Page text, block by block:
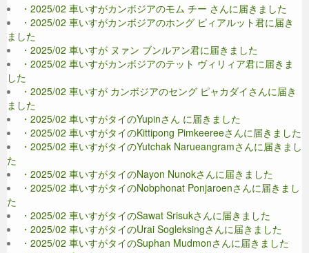
・2025/02 車いすがカンボジアのモム チー さんに届きました
・2025/02 車いすがカンボジアのホング ピィアルット君に届き
ました
・2025/02 車いすが ヌァン ブンルアン君に届きました
・2025/02 車いすがカンボジアのテット ヴィリィア君に届きま
した
・2025/02 車いすが カンボジアのセング ピャカダイさんに届き
ました
・2025/02 車いすがタイのYupinさん に届きました
・2025/02 車いすがタイのKittipong Pimkeereeさんに届きました
・2025/02 車いすがタイのYutchak Narueangramさんに届きまし
た
・2025/02 車いすがタイのNayon Nunokさんに届きました
・2025/02 車いすがタイのNobphonat Ponjaroenさんに届きまし
た
・2025/02 車いすがタイのSawat Srisukさんに届きました
・2025/02 車いすがタイのUrai Sogleksingさんに届きました
・2025/02 車いすがタイのSuphan Mudmonさんに届きました